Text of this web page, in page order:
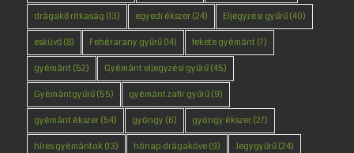
drágakő ritkaság (13) egyedi ékszer(24) Eljegyzési gyűrű(40)
esküvő(8) Fehérarany gyűrű(14) fekete gyémánt (7)
gyémánt (52) Gyémánt eljegyzési gyűrű(45)
Gyémántgyűrű(55) gyémánt zafír gyűrű(9)
gyémánt ékszer(54) gyöngy (6) gyöngy ékszer(27)
híres gyémántok(13) hónap drágaköve(9) Jegygyűrű(24)